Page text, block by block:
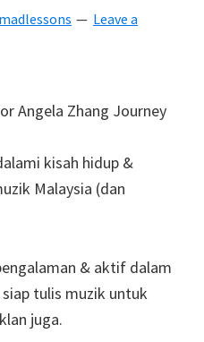
Leave a
Angela Zhang Journey
kisah hidup &
Malaysia (dan
& aktif dalam
tulis muzik untuk
juga.